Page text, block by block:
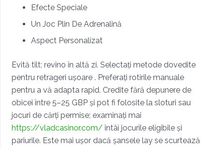
Efecte Speciale
Un Joc Plin De Adrenalină
Aspect Personalizat
Evită tilt; revino în altă zi. Selectați metode dovedite
pentru retrageri ușoare . Preferați rotirile manuale
pentru a vă adapta rapid. Credite fără depunere de
obicei între 5–25 GBP și pot fi folosite la sloturi sau
jocuri de cărți permise; examinați mai
https://vladcasinor.com/ întâi jocurile eligibile și
pariurile. Este mai ușor dacă șansele lay se scurtează